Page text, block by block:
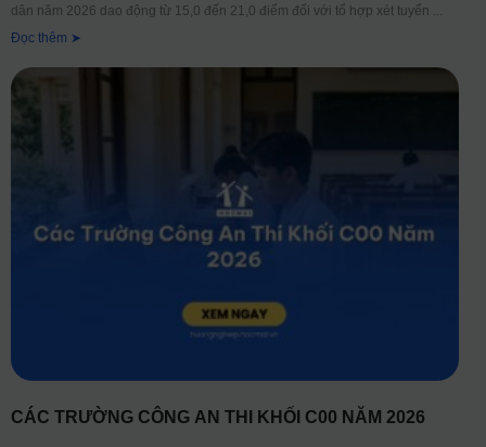
dân năm 2026 dao động từ 15,0 đến 21,0 điểm đối với tổ hợp xét tuyển
Đọc thêm ➤
CÁC TRƯỜNG CÔNG AN THI KHỐI C00 NĂM 2026